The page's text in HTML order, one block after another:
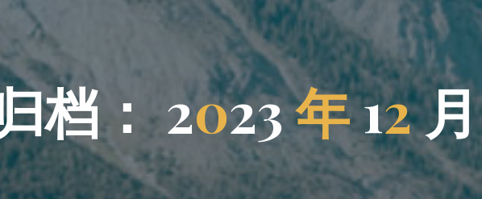
归
档： 2023
3 年12月